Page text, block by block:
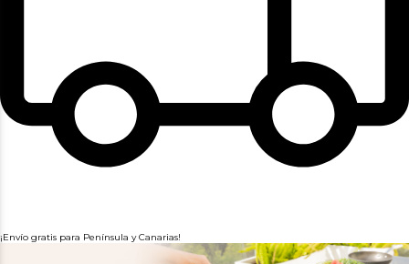
¡Envío gratis para Península y Canarias!